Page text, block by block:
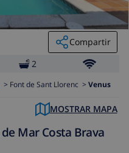
Compartir
2
> Font de Sant Llorenc > Venus
MOSTRAR MAPA
Mar Costa Brava